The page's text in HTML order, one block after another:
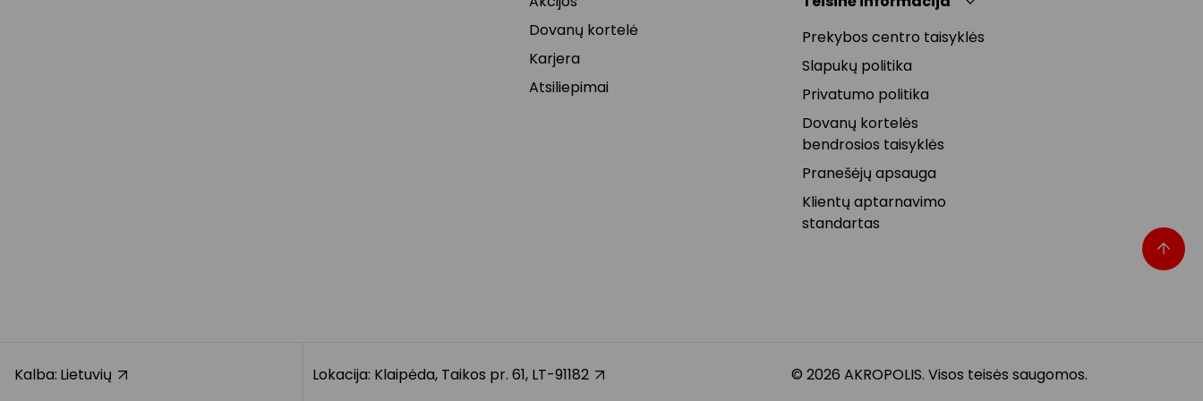
Dovanų kortelė
Karjera
Atsiliepimai
Prekybos centro taisyklės
Slapukų politika
Privatumo politika
Dovanų kortelės
bendrosios taisyklės
Pranešėjų apsauga
Klientų aptarnavimo
standartas
Kalba: Lietuvių Lokacija: Klaipėda, Taikos pr. 61, LT-91182 © 2026 AKROPOLIS. Visos teisės saugomos.